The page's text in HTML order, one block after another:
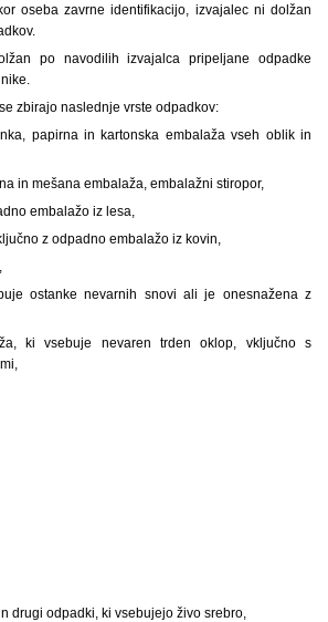
oseba zavrne identifikacijo, izvajalec ni dolžan
po navodilih izvajalca pripeljane odpadke
zbirajo naslednje vrste odpadkov:
papirna in kartonska embalaža vseh oblik in
in mešana embalaža, embalažni stiropor,
embalažo iz lesa,
z odpadno embalažo iz kovin,
ostanke nevarnih snovi ali je onesnažena z
ki vsebuje nevaren trden oklop, vključno s
drugi odpadki, ki vsebujejo živo srebro,